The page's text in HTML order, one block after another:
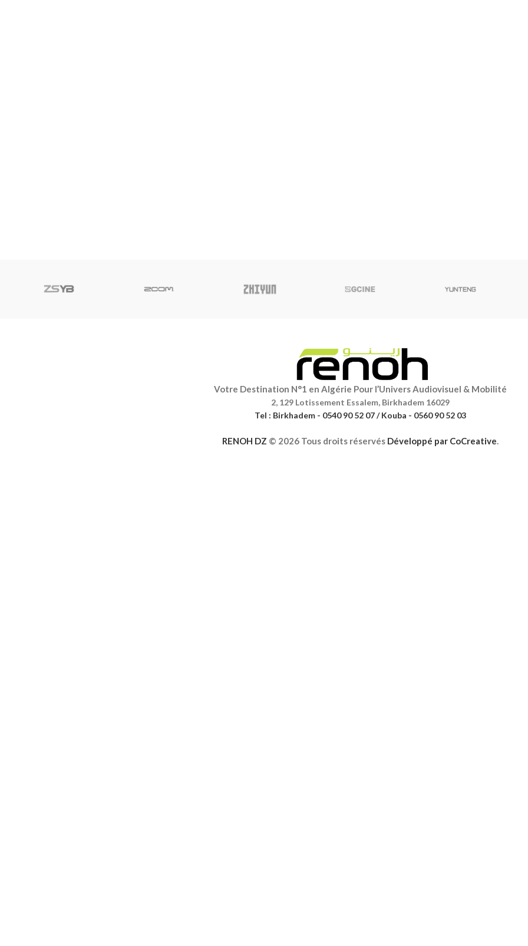
Votre Destination N°1 en Algérie Pour l’Univers Audiovisuel & Mobilité
2, 129 Lotissement Essalem, Birkhadem 16029
Tel : Birkhadem - 0540 90 52 07 / Kouba - 0560 90 52 03
RENOH DZ © 2026 Tous droits réservés Développé par CoCreative.